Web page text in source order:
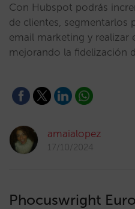
Con Hubspot podrás
de clientes, segmentarlos
email marketing y realizar
mejorando la fidelización
amaialopez
17/10/2024
Phocuswright